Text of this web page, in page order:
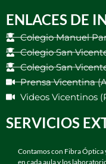
ENLACES DE
Colegio Manuel
Colegio San
Colegio San
Prensa Vicentina
Videos Vicentinos
SERVICIOS
Contamos con Fibra Óptica
en cada aula y los